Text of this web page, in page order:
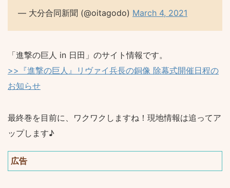
— 大分合同新聞 (@oitagodo) March 4, 2021
「進撃の巨人 in 日田」のサイト情報です。
>>『進撃の巨人』リヴァイ兵長の銅像 除幕式開催日程の
お知らせ
最終巻を目前に、ワクワクしますね！現地情報は追ってア
ップします♪
広告